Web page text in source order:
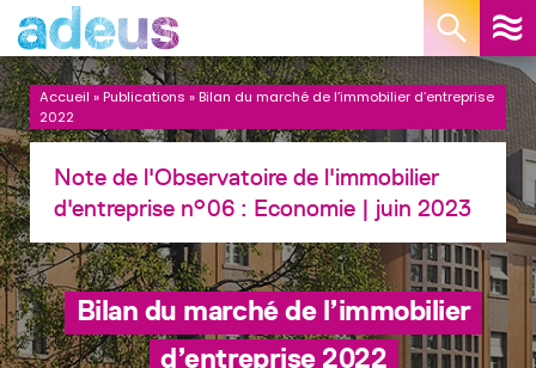
Accueil »Publications »Bilan du marché de l’immobilier d’entreprise
2022
Note de l'Observatoire de l'immobilier
d'entreprise n°06 : Economie | juin 2023
Bilan du marché de l’immobilier
d’entreprise 2022
Panneau de gestion des cookies